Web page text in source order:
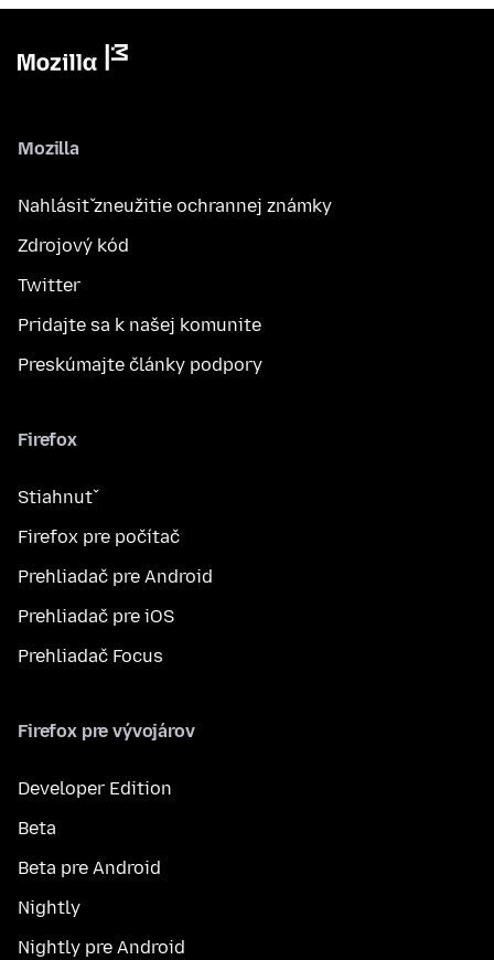
Mozilla
Nahlásiť zneužitie ochrannej známky
Zdrojový kód
Twitter
Pridajte sa k našej komunite
Preskúmajte články podpory
Firefox
Stiahnuť
Firefox pre počítač
Prehliadač pre Android
Prehliadač pre iOS
Prehliadač Focus
Firefox pre vývojárov
Developer Edition
Beta
Beta pre Android
Nightly
Nightly pre Android